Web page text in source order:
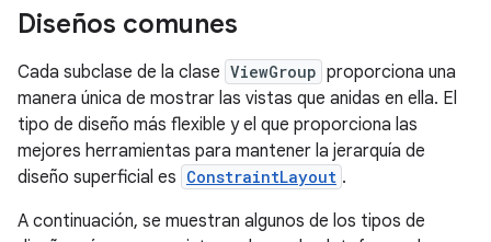
Diseños comunes
Cada subclase de la clase ViewGroup proporciona una
manera única de mostrar las vistas que anidas en ella. El
tipo de diseño más flexible y el que proporciona las
mejores herramientas para mantener la jerarquía de
diseño superficial es ConstraintLayout .
A continuación, se muestran algunos de los tipos de